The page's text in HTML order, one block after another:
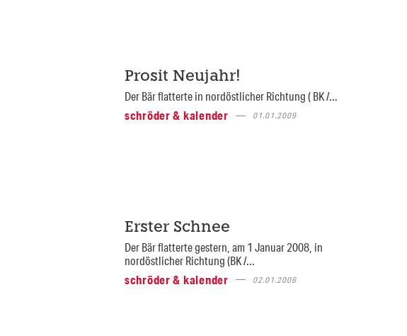
Prosit Neujahr!
Der Bär flatterte in nordöstlicher Richtung ( BK /...
schröder & kalender
01.01.2009
Erster Schnee
Der Bär flatterte gestern, am 1 Januar 2008, in
nordöstlicher Richtung (BK /...
schröder & kalender
02.01.2008